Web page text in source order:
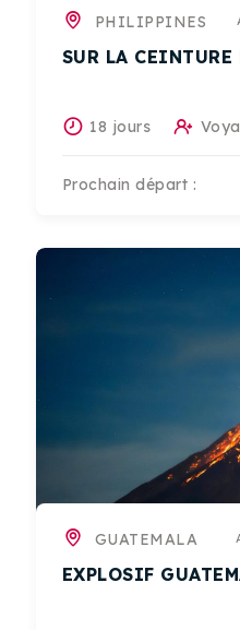
PHILIPPINES
SUR LA CEINTURE
18 jours
Prochain départ :
GUATEMALA
EXPLOSIF